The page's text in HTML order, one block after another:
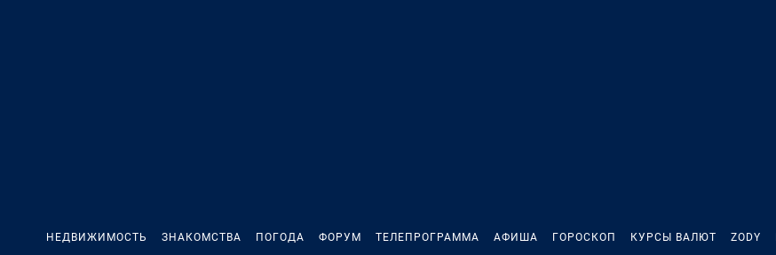
НЕДВИЖИМОСТЬ ЗНАКОМСТВА ПОГОДА ФОРУМ ТЕЛЕПРОГРАММА АФИША ГОРОСКОП КУРСЫ ВАЛЮТ ZODY